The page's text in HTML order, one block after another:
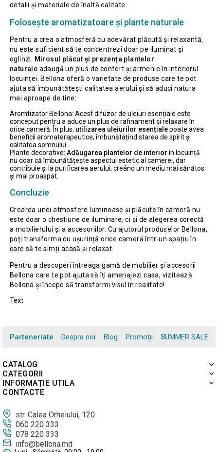
detalii și materiale de înaltă calitate.
Folosește aromatizatoare și plante naturale
Pentru a crea o atmosferă cu adevărat plăcută și relaxantă,
nu este suficient să te concentrezi doar pe iluminat și
oglinzi.
Mirosul plăcut și prezența plantelor
naturale adaugă un plus de confort și armonie în interiorul
locuinței. Bellona oferă o varietate de produse care te pot
ajuta să îmbunătățești calitatea aerului și să aduci natura
mai aproape de tine:
Aromtizator Bellona: Acest difuzor de uleiuri esențiale este
conceput pentru a aduce un plus de rafinament și relaxare în
orice cameră. În plus, utilizarea uleiurilor esențialepoate avea
beneficii aromaterapeutice, îmbunătățind starea de spirit și
calitatea somnului.
Plante decorative: Adăugarea plantelor de interiorîn locuință
nu doar că îmbunătățește aspectul estetic al camerei, dar
contribuie și la purificarea aerului, creând un mediu mai sănătos
și mai proaspăt.
Concluzie
Crearea unei atmosfere luminoase și plăcute în cameră nu
este doar o chestiune de iluminare, ci și de alegerea corectă
a mobilierului și a accesoriilor. Cu ajutorul produselor Bellona,
poți transforma cu ușurință orice cameră într-un spațiu în
care să te simți acasă și relaxat.
Pentru a descoperi întreaga gamă de mobilier și accesorii
Bellona care te pot ajuta să îți amenajezi casa, vizitează
Bellona și începe să transformi visul în realitate!
Text
Parteneriate Despre noi Blog Promoții SUMMER SALE
CATALOG
CATEGORII
INFORMAȚIE UTILA
CONTACTE
str. Calea Orheiului, 120
060 220 333
078 220 333
info@bellona.md